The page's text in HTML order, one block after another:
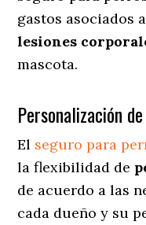
gastos asociados
lesiones
mascota.
Personalización
El seguro para
la flexibilidad de
de acuerdo a las
cada dueño y su